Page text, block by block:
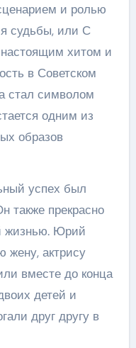
и ролью
судьбы, или С
хитом и
в Советском
стал символом
одним из
образов
успех был
также прекрасно
жизнью. Юрий
жену, актрису
вместе до конца
детей и
друг другу в